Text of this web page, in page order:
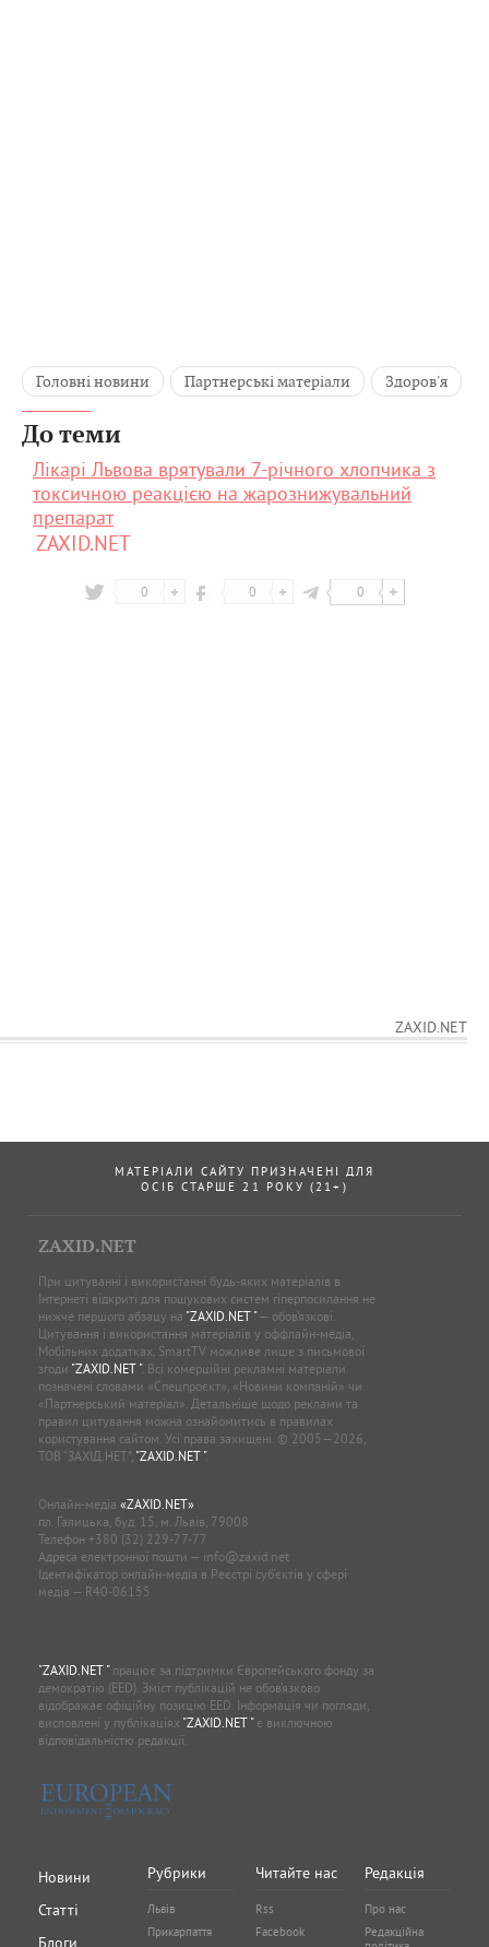
Головні новини Партнерські матеріали Здоров'я
До теми
Лікарі Львова врятували 7-річного хлопчика з
токсичною реакцією на жарознижувальний
препарат
ZAXID.NET
0 0 0
ZAXID.NET
МАТЕРІАЛИ САЙТУ ПРИЗНАЧЕНІ ДЛЯ
ОСІБ СТАРШЕ 21 РОКУ (21+)
ZAXID.NET
При цитуванні і використанні будь-яких матеріалів в
Інтернеті відкриті для пошукових систем гіперпосилання не
нижче першого абзацу на "ZAXID.NET "— обов’язкові.
Цитування і використання матеріалів у оффлайн-медіа,
Мобільних додатках, SmartTV можливе лише з письмової
згоди "ZAXID.NET ". Всі комерційні рекламні матеріали
позначені словами «Спецпроєкт», «Новини компаній» чи
«Партнерський матеріал». Детальніше щодо реклами та
правил цитування можна ознайомитись в правилах
користування сайтом. Усі права захищені. © 2005—2026,
ТОВ “ЗАХІД.НЕТ”, "ZAXID.NET ".
Онлайн-медіа «ZAXID.NET»
пл. Галицька, буд. 15, м. Львів, 79008
Телефон +380 (32) 229-77-77
Адреса електронної пошти — info@zaxid.net
Ідентифікатор онлайн-медіа в Реєстрі суб'єктів у сфері
медіа — R40-06155
"ZAXID.NET "працює за підтримки Європейського фонду за
демократію (EED). Зміст публікацій не обов’язково
відображає офіційну позицію EED. Інформація чи погляди,
висловлені у публікаціях "ZAXID.NET "є виключною
відповідальністю редакції.
Новини
Статті
Блоги
Рубрики
Львів
Прикарпаття
Читайте нас
Rss
Facebook
Редакція
Про нас
Редакційна